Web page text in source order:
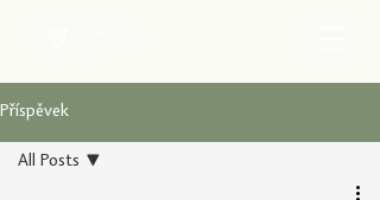
Příspěvek
All Posts